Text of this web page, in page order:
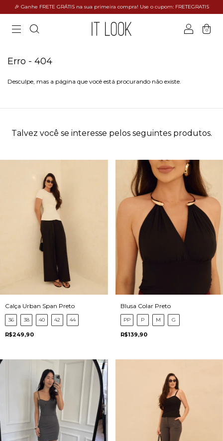
🎉 Ganhe FRETE GRÁTIS na sua primeira compra! Use o cupom: FRETEGRATIS
0
Erro - 404
Desculpe, mas a página que você está procurando não existe.
Talvez você se interesse pelos seguintes produtos.
Calça Urban Span Preto
36 38 40 42 44
R$249,90
Blusa Colar Preto
PP P M G
R$139,90